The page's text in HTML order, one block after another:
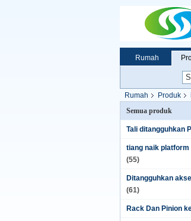
Rumah
Rumah Produk
Semua produk
Tali ditangguhkan
tiang naik platform
(55)
Ditangguhkan
(61)
Rack Dan Pinion